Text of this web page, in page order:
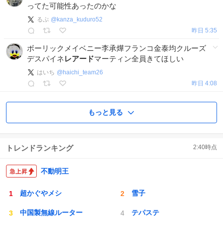
ってた可能性あったのかな
るぷ @ kanza_kuduro52
昨日 5:35
ボーリックメイベニー李承燁フランコ金泰均クルーズ
デスパイネレアードマーティン全員きてほしい
はいち @ haichi_team26
昨日 4:08
もっと見る
トレンドランキング 2:40時点
不動明王
超かぐやメシ 雪子
中国製無線ルーター テパステ